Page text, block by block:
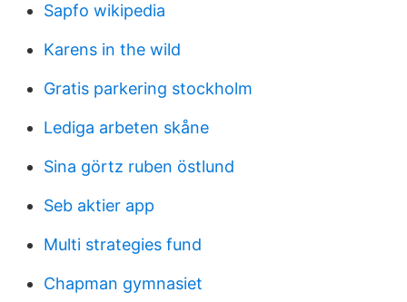
Sapfo wikipedia
Karens in the wild
Gratis parkering stockholm
Lediga arbeten skåne
Sina görtz ruben östlund
Seb aktier app
Multi strategies fund
Chapman gymnasiet